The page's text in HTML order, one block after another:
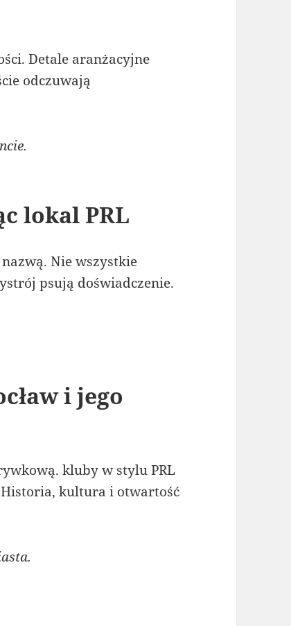
Detale aranżacyjne
odczuwają
lokal PRL
Nie wszystkie
psują doświadczenie.
i jego
kluby w stylu PRL
kultura i otwartość